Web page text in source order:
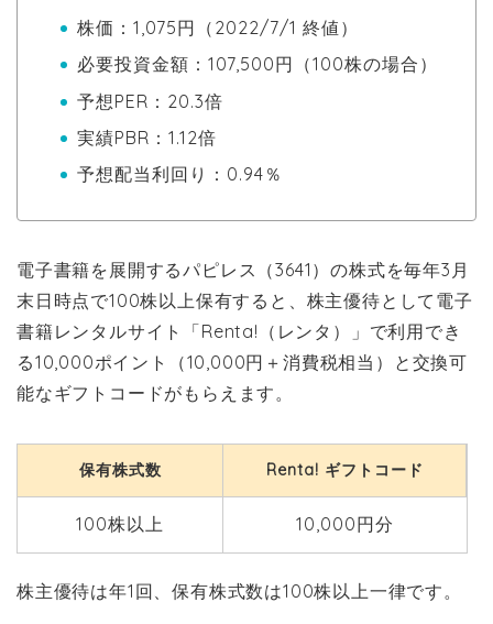
株価：1,075円（2022/7/1 終値）
必要投資金額：107,500円（100株の場合）
予想PER：20.3倍
実績PBR：1.12倍
予想配当利回り：0.94％
電子書籍を展開するパピレス（3641）の株式を毎年3月
末日時点で100株以上保有すると、株主優待として電子
書籍レンタルサイト「Renta!（レンタ）」で利用でき
る10,000ポイント（10,000円＋消費税相当）と交換可
能なギフトコードがもらえます。
保有株式数 Renta! ギフトコード
100株以上 10,000円分
株主優待は年1回、保有株式数は100株以上一律です。